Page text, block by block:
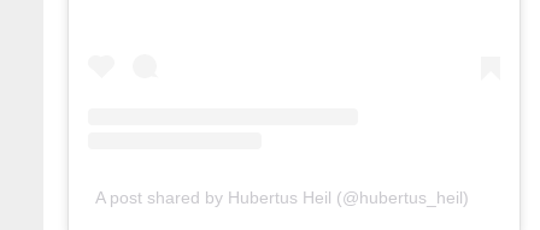
A post shared by Hubertus Heil (@hubertus_heil)